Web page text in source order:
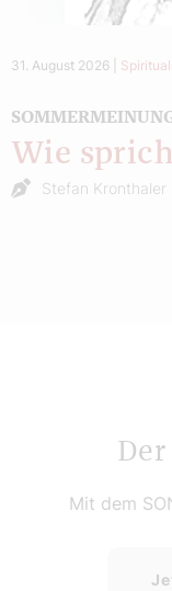
31. August 2026
Wie
Stefan Kronthaler
Der
Mit dem